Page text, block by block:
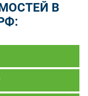
В